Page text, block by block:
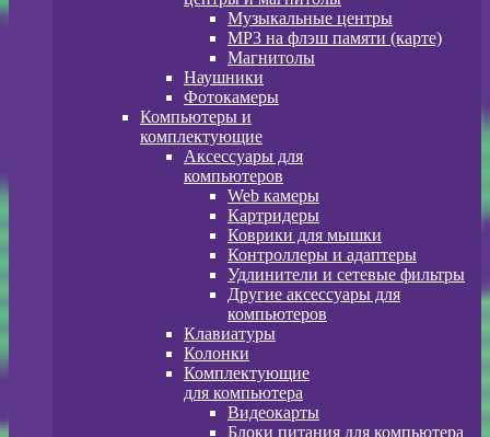
Музыкальные центры
MP3 на флэш памяти (карте)
Магнитолы
Наушники
Фотокамеры
Компьютеры и
комплектующие
Аксессуары для
компьютеров
Web камеры
Картридеры
Коврики для мышки
Контроллеры и адаптеры
Удлинители и сетевые фильтры
Другие аксессуары для
компьютеров
Клавиатуры
Колонки
Комплектующие
для компьютера
Видеокарты
Блоки питания для компьютера